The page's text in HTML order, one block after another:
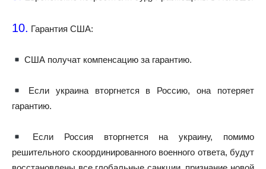
10. Гарантия США:
США получат компенсацию за гарантию.
Если украина вторгнется в Россию, она потеряет
гарантию.
Если Россия вторгнется на украину, помимо
решительного скоординированного военного ответа, будут